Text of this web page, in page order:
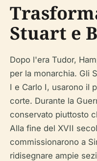
Stuart e
Dopo l'era Tudor,
per la monarchia. Gli
I e Carlo I, usarono il
corte. Durante la
conservato piuttosto
Alla fine del XVII
commissionarono a
ridisegnare ampie